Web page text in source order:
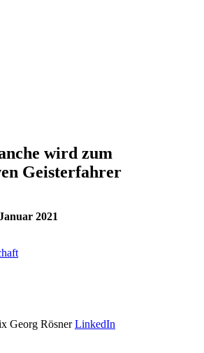
wird zum
Geisterfahrer
2021
Georg Rösner LinkedIn